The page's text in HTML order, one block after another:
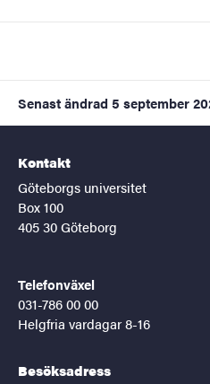
Senast ändrad 5 september
Kontakt
Göteborgs universitet
Box 100
405 30 Göteborg
Telefonväxel
031-786 00 00
Helgfria vardagar 8-16
Besöksadress